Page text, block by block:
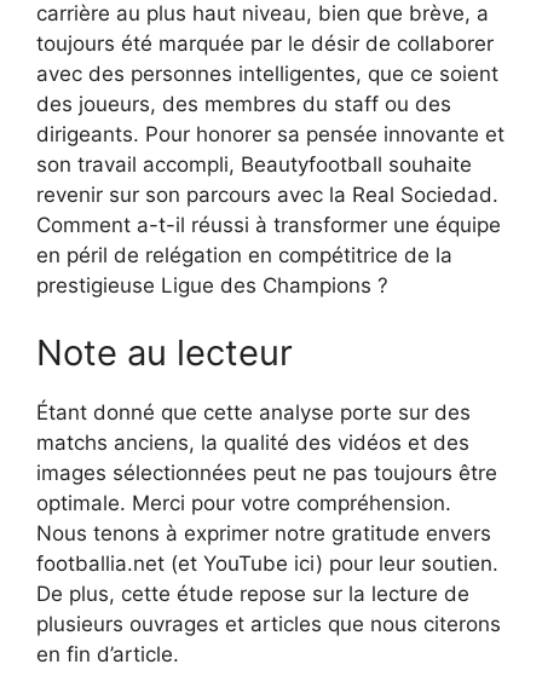
carrière au plus haut niveau, bien que brève, a
toujours été marquée par le désir de collaborer
avec des personnes intelligentes, que ce soient
des joueurs, des membres du staff ou des
dirigeants. Pour honorer sa pensée innovante et
son travail accompli, Beautyfootball souhaite
revenir sur son parcours avec la Real Sociedad.
Comment a-t-il réussi à transformer une équipe
en péril de relégation en compétitrice de la
prestigieuse Ligue des Champions ?
Note au lecteur
Étant donné que cette analyse porte sur des
matchs anciens, la qualité des vidéos et des
images sélectionnées peut ne pas toujours être
optimale. Merci pour votre compréhension.
Nous tenons à exprimer notre gratitude envers
footballia.net (et YouTube ici) pour leur soutien.
De plus, cette étude repose sur la lecture de
plusieurs ouvrages et articles que nous citerons
en fin d’article.